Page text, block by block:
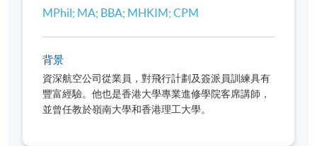
逢周三、周六，2:00pm - 5:30pm
修業期
MPhil; MA; BBA; MHKIM; CPM
背景
資深航空公司從業員，對飛行計劃及簽派員訓練具有
豐富經驗。他也是香港大學專業進修學院客席講師，
並曾任教於嶺南大學和香港理工大學。